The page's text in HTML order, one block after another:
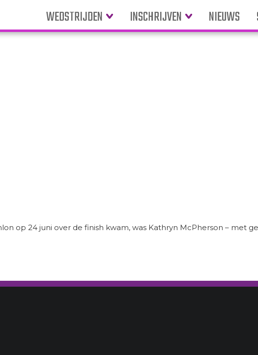
WEDSTRIJDEN INSCHRIJVEN NIEUWS
op 24 juni over de finish kwam, was Kathryn McPherson – met